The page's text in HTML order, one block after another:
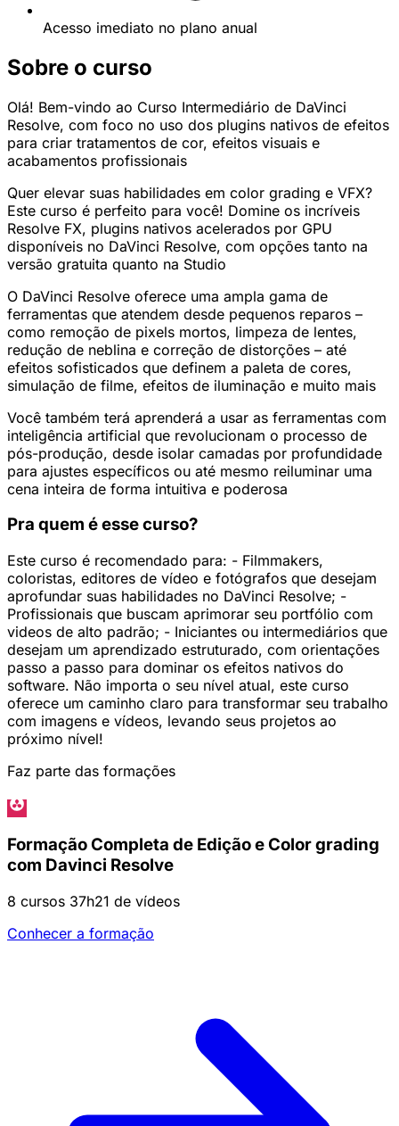
Acesso imediato no plano anual
Sobre o curso
Olá! Bem-vindo ao Curso Intermediário de DaVinci
Resolve, com foco no uso dos plugins nativos de efeitos
para criar tratamentos de cor, efeitos visuais e
acabamentos profissionais
Quer elevar suas habilidades em color grading e VFX?
Este curso é perfeito para você! Domine os incríveis
Resolve FX, plugins nativos acelerados por GPU
disponíveis no DaVinci Resolve, com opções tanto na
versão gratuita quanto na Studio
O DaVinci Resolve oferece uma ampla gama de
ferramentas que atendem desde pequenos reparos –
como remoção de pixels mortos, limpeza de lentes,
redução de neblina e correção de distorções – até
efeitos sofisticados que definem a paleta de cores,
simulação de filme, efeitos de iluminação e muito mais
Você também terá aprenderá a usar as ferramentas com
inteligência artificial que revolucionam o processo de
pós-produção, desde isolar camadas por profundidade
para ajustes específicos ou até mesmo reiluminar uma
cena inteira de forma intuitiva e poderosa
Pra quem é esse curso?
Este curso é recomendado para: - Filmmakers,
coloristas, editores de vídeo e fotógrafos que desejam
aprofundar suas habilidades no DaVinci Resolve; -
Profissionais que buscam aprimorar seu portfólio com
videos de alto padrão; - Iniciantes ou intermediários que
desejam um aprendizado estruturado, com orientações
passo a passo para dominar os efeitos nativos do
software. Não importa o seu nível atual, este curso
oferece um caminho claro para transformar seu trabalho
com imagens e vídeos, levando seus projetos ao
próximo nível!
Faz parte das formações
Formação Completa de Edição e Color grading
com Davinci Resolve
8 cursos 37h21 de vídeos
Conhecer a formação